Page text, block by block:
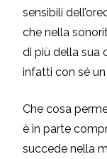
sensibili
che nella
di più della sua
infatti con sé
Che cosa
è in parte
succede nella